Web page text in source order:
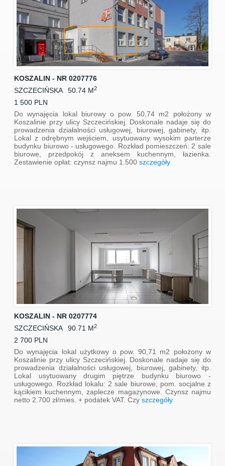
KOSZALIN - NR 0207776
SZCZECIŃSKA
50.74 M2
1 500 PLN
Do wynajęcia lokal biurowy o pow. 50,74 m2 położony w
Koszalinie przy ulicy Szczecińskiej. Doskonale nadaje się do
prowadzenia działalności usługowej, biurowej, gabinety, itp.
Lokal z odrębnym wejściem, usytuowany wysokim parterze
budynku biurowo - usługowego. Rozkład pomieszczeń: 2 sale
biurowe, przedpokój z aneksem kuchennym, łazienka.
Zestawienie opłat: czynsz najmu 1.500szczegóły
KOSZALIN - NR 0207774
SZCZECIŃSKA
90.71 M2
2 700 PLN
Do wynajęcia lokal użytkowy o pow. 90,71 m2 położony w
Koszalinie przy ulicy Szczecińskiej. Doskonale nadaje się do
prowadzenia działalności usługowej, biurowej, gabinety, itp.
Lokal usytuowany drugim piętrze budynku biurowo -
usługowego. Rozkład lokalu: 2 sale biurowe, pom. socjalne z
kącikiem kuchennym, zaplecze magazynowe. Czynsz najmu
netto 2.700 zł/mies. + podatek VAT. Czyszczegóły